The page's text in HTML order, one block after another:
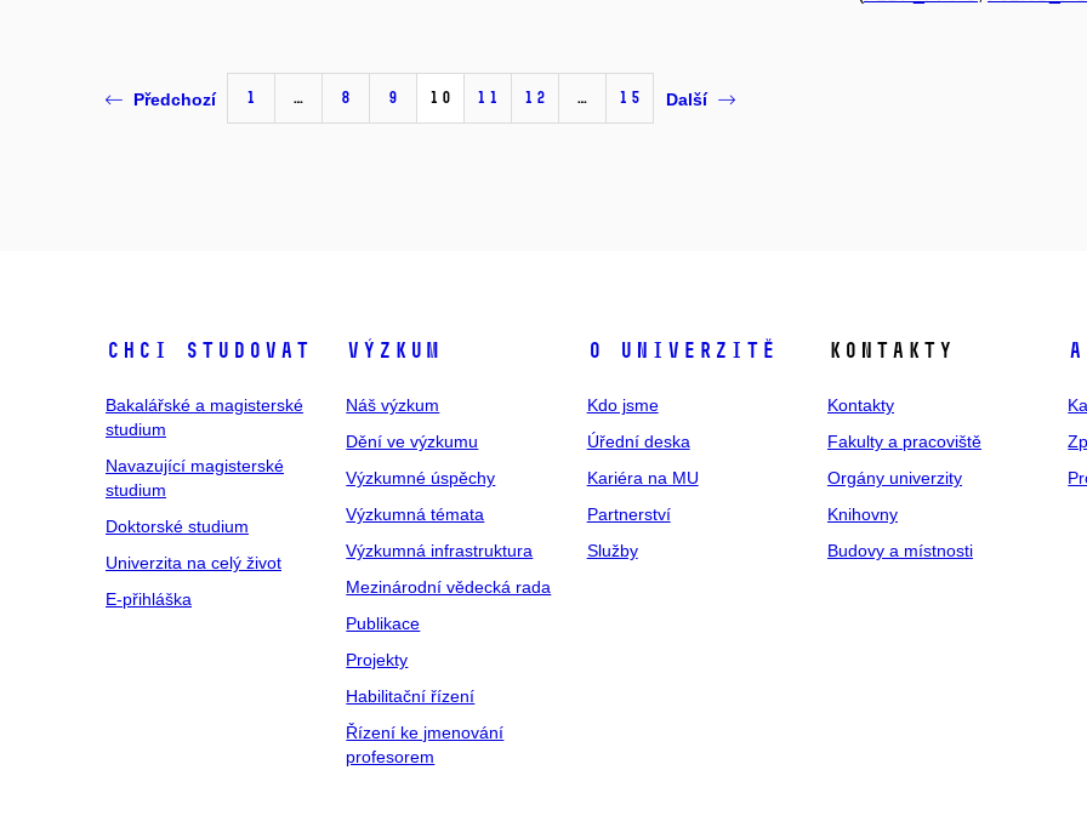
Předchozí 1 … 8 9 10 11 12 … 15 Další
Chci studovat
Bakalářské a magisterské
studium
Navazující magisterské
studium
Doktorské studium
Univerzita na celý život
E-přihláška
Výzkum
Náš výzkum
Dění ve výzkumu
Výzkumné úspěchy
Výzkumná témata
Výzkumná infrastruktura
Mezinárodní vědecká rada
Publikace
Projekty
Habilitační řízení
Řízení ke jmenování
profesorem
O univerzitě
Kdo jsme
Úřední deska
Kariéra na MU
Partnerství
Služby
Kontakty
Kontakty
Fakulty a pracoviště
Orgány univerzity
Knihovny
Budovy a místnosti